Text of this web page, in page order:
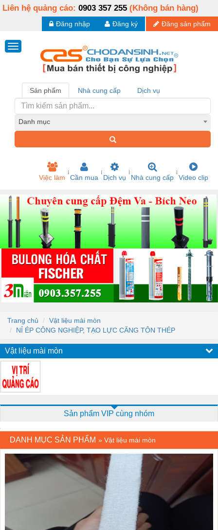
Liên hệ quảng cáo: 0903 357 255 (Không bán hàng)
Đăng sản phẩm
Đăng ký
Đăng nhập
Sản phẩm Nhà cung cấp Dịch vụ
Danh mục
Việc làm Cần mua Dịch vụ Nhà cung cấp Video clip
Trang chủ
Vật liệu mài mòn
NỈ ÉP CÔNG NGHIỆP, TẠO LỰC CĂNG TÔN THÉP
Vật liệu mài mòn
Sản phẩm VIP cùng nhóm
DANH MỤC SẢN PHẨM » Vật liệu mài mòn